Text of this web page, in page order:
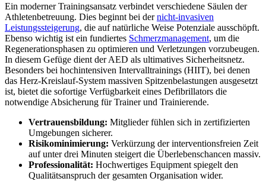
Ein moderner Trainingsansatz verbindet verschiedene Säulen der
Athletenbetreuung. Dies beginnt bei dernicht-invasiven
Leistungssteigerung, die auf natürliche Weise Potenziale ausschöpft.
Ebenso wichtig ist ein fundiertes Schmerzmanagement, um die
Regenerationsphasen zu optimieren und Verletzungen vorzubeugen.
In diesem Gefüge dient der AED als ultimatives Sicherheitsnetz.
Besonders bei hochintensiven Intervalltrainings (HIIT), bei denen
das Herz-Kreislauf-System massiven Spitzenbelastungen ausgesetzt
ist, bietet die sofortige Verfügbarkeit eines Defibrillators die
notwendige Absicherung für Trainer und Trainierende.
Vertrauensbildung: Mitglieder fühlen sich in zertifizierten
Umgebungen sicherer.
Risikominimierung: Verkürzung der interventionsfreien Zeit
auf unter drei Minuten steigert die Überlebenschancen massiv.
Professionalität: Hochwertiges Equipment spiegelt den
Qualitätsanspruch der gesamten Organisation wider.